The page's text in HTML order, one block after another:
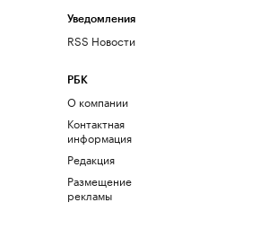
Уведомления
RSS Новости
РБК
О компании
Контактная
информация
Редакция
Размещение
рекламы